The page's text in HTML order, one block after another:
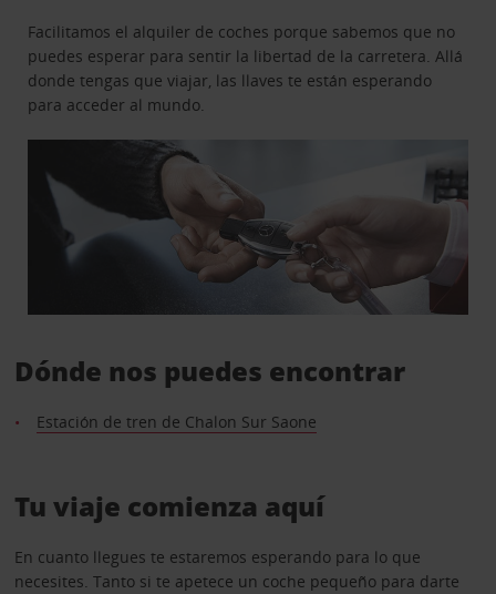
Facilitamos el alquiler de coches porque sabemos que no
puedes esperar para sentir la libertad de la carretera. Allá
donde tengas que viajar, las llaves te están esperando
para acceder al mundo.
Dónde nos puedes encontrar
Estación de tren de Chalon Sur Saone
Tu viaje comienza aquí
En cuanto llegues te estaremos esperando para lo que
necesites. Tanto si te apetece un coche pequeño para darte